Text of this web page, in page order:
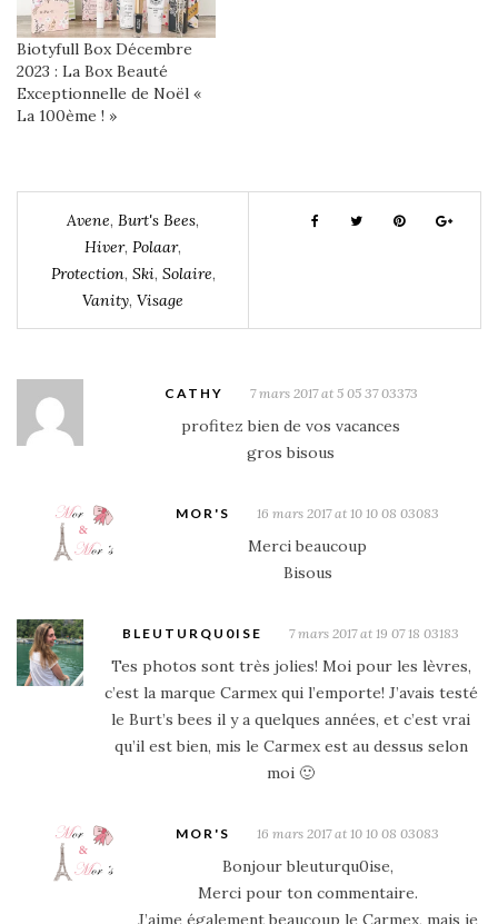
Biotyfull Box Décembre
2023 : La Box Beauté
Exceptionnelle de Noël «
La 100ème ! »
Avene, Burt's Bees,
Hiver, Polaar,
Protection, Ski, Solaire,
Vanity, Visage
CATHY 7 mars 2017 at 5 05 37 03373
profitez bien de vos vacances
gros bisous
MOR'S 16 mars 2017 at 10 10 08 03083
Merci beaucoup
Bisous
BLEUTURQU0ISE 7 mars 2017 at 19 07 18 03183
Tes photos sont très jolies! Moi pour les lèvres,
c’est la marque Carmex qui l’emporte! J’avais testé
le Burt’s bees il y a quelques années, et c’est vrai
qu’il est bien, mis le Carmex est au dessus selon
moi 🙂
MOR'S 16 mars 2017 at 10 10 08 03083
Bonjour bleuturqu0ise,
Merci pour ton commentaire.
J’aime également beaucoup le Carmex, mais je